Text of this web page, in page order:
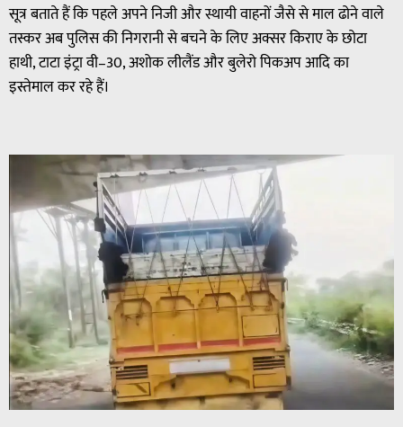
सूत्र बताते हैं कि पहले अपने निजी और स्थायी वाहनों जैसे से माल ढोने वाले
तस्कर अब पुलिस की निगरानी से बचने के लिए अक्सर किराए के छोटा
हाथी, टाटा इंट्रा वी–30, अशोक लीलैंड और बुलेरो पिकअप आदि का
इस्तेमाल कर रहे हैं।